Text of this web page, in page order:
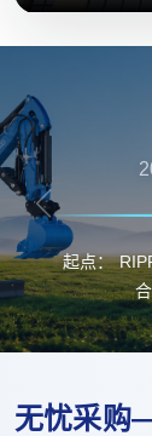
起点：
无忧采